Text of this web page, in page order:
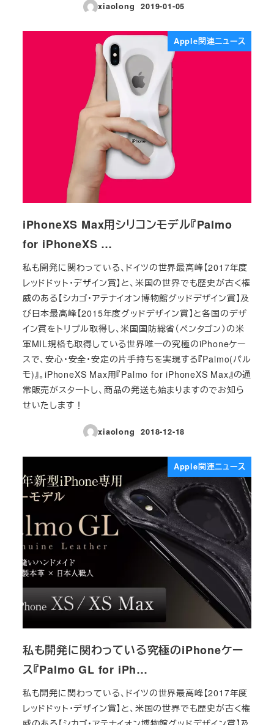
xiaolong
投稿日
2019-01-05
Apple関連ニュース
iPhoneXS Max用シリコンモデル『Palmo
for iPhoneXS …
私も開発に関わっている、ドイツの世界最高峰【2017年度
レッドドット・デザイン賞】と、米国の世界でも歴史が古く権
威のある【シカゴ・アテナイオン博物館グッドデザイン賞】及
び日本最高峰【2015年度グッドデザイン賞】と各国のデザ
イン賞をトリプル取得し、米国国防総省（ペンタゴン）の米
軍MIL規格も取得している世界唯一の究極のiPhoneケー
スで、安心・安全・安定の片手持ちを実現する『Palmo(パル
モ)』。iPhoneXS Max用『Palmo for iPhoneXS Max』の通
常販売がスタートし、商品の発送も始まりますのでお知ら
せいたします！
xiaolong
投稿日
2018-12-18
Apple関連ニュース
私も開発に関わっている究極のiPhoneケー
ス『Palmo GL for iPh…
私も開発に関わっている、ドイツの世界最高峰【2017年度
レッドドット・デザイン賞】と、米国の世界でも歴史が古く権